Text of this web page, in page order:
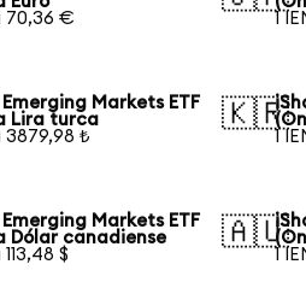
70,36 €
1
Markets ETF
Lira turca
3879,98 ₺
🇰🇷
1
Markets ETF
Dólar canadiense
$
🇦🇺
1